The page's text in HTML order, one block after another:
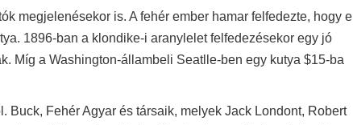
megjelenésekor is. A fehér ember hamar felfedezte, hogy e
1896-ban a klondike-i aranylelet felfedezésekor egy jó
Míg a Washington-állambeli Seatlle-ben egy kutya $15-ba
Buck, Fehér Agyar és társaik, melyek Jack Londont, Robert